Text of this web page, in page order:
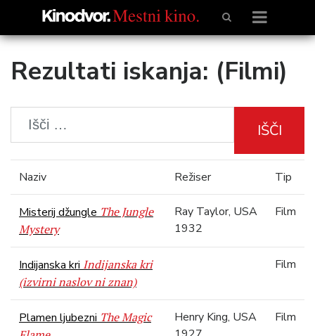
Rezultati iskanja: (Filmi)
IŠČI
Naziv Režiser Tip
Misterij džungle The Jungle
Mystery
Ray Taylor, USA
1932
Film
Indijanska kri Indijanska kri
(izvirni naslov ni znan)
Film
Plamen ljubezni The Magic
Henry King, USA
Film